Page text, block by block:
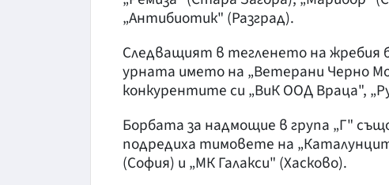
„Антибиотик" (Разград).
Следващият в тегленето на жребия
урната името на „Ветерани Черно
конкурентите си „ВиК ООД Враца",
Борбата за надмощие в група „Г"
подредиха тимовете на
(София) и „МК Галакси" (Хасково).